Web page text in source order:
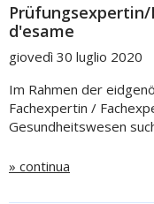
d'esame
giovedì 30 luglio 2020
Im Rahmen der
Fachexpertin /
Gesundheitswesen
» continua